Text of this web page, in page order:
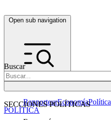
Open sub navigation
Buscar
SECCIONES POLÍTICAS
RapporteurEconomíaPolítica
POLÍTICA